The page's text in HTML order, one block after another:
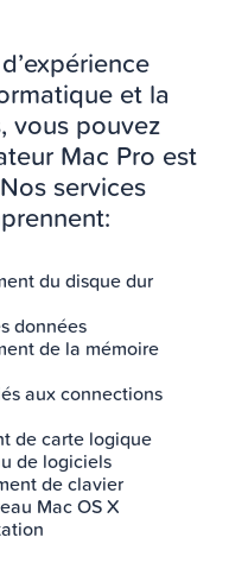
et la
vous pouvez
Mac Pro est
services
du disque dur
données
de la mémoire
aux connections
de carte logique
de logiciels
de clavier
Mac OS X